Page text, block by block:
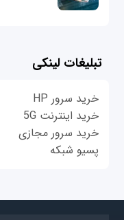
تبلیغات لینکی
خرید سرور HP
خرید اینترنت 5G
خرید سرور مجازی
پسیو شبکه